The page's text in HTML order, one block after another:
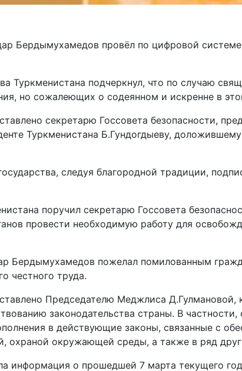
Бердымухамедов провёл по цифровой
Туркменистана подчеркнул, что по случаю
но сожалеющих о содеянном и искренне в
секретарю Госсовета безопасности,
Туркменистана Б.Гундогдыеву,
следуя благородной традиции,
поручил секретарю Госсовета
провести необходимую работу для
Бердымухамедов пожелал помилованным
честного труда.
Председателю Меджлиса
законодательства страны. В
в действующие законы, связанные с
охраной окружающей среды, а также в ряд
информация о прошедшей 7 марта текущего